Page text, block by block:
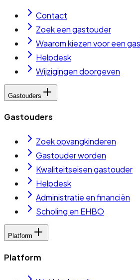
Contact
Zoek een gastouder
Waarom kiezen voor een
Helpdesk
Wijzigingen doorgeven
Gastouders
Gastouders
Zoek opvangkinderen
Gastouder worden
Kwaliteitseisen gastouder
Helpdesk
Administratie en financiën
Scholing en EHBO
Platform
Platform